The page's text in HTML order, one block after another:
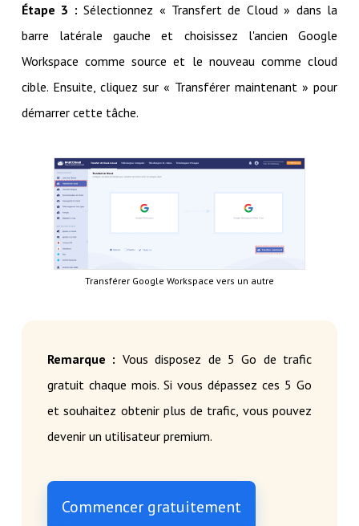
Étape 3 : Sélectionnez « Transfert de Cloud » dans la
barre latérale gauche et choisissez l'ancien Google
Workspace comme source et le nouveau comme cloud
cible. Ensuite, cliquez sur « Transférer maintenant » pour
démarrer cette tâche.
Transférer Google Workspace vers un autre
Remarque : Vous disposez de 5 Go de trafic
gratuit chaque mois. Si vous dépassez ces 5 Go
et souhaitez obtenir plus de trafic, vous pouvez
devenir un utilisateur premium.
Commencer gratuitement